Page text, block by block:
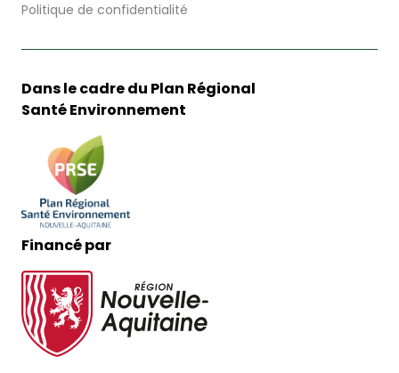
Politique de confidentialité
Dans le cadre du Plan Régional
Santé Environnement
Financé par